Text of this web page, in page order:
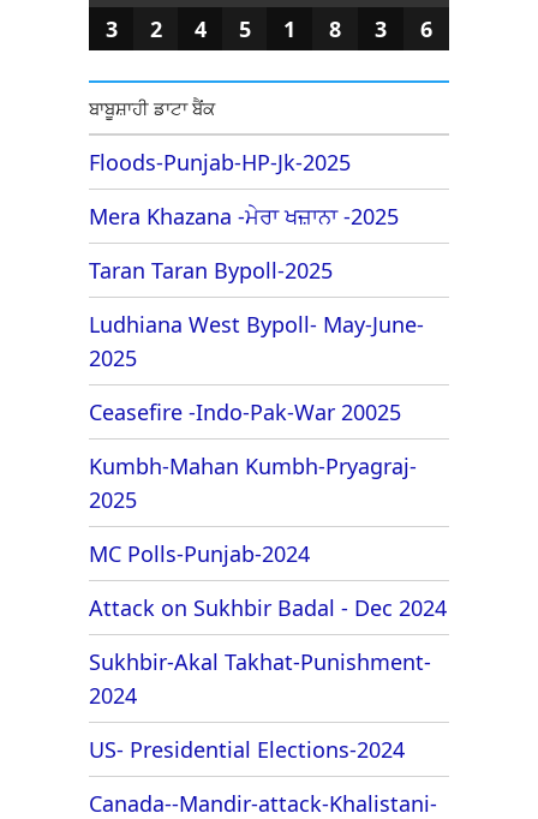
3 2 4 5 1 8 3 6
ਬਾਬੂਸ਼ਾਹੀ ਡਾਟਾ ਬੈਂਕ
Floods-Punjab-HP-Jk-2025
Mera Khazana -ਮੇਰਾ ਖਜ਼ਾਨਾ -2025
Taran Taran Bypoll-2025
Ludhiana West Bypoll- May-June-
2025
Ceasefire -Indo-Pak-War 20025
Kumbh-Mahan Kumbh-Pryagraj-
2025
MC Polls-Punjab-2024
Attack on Sukhbir Badal - Dec 2024
Sukhbir-Akal Takhat-Punishment-
2024
US- Presidential Elections-2024
Canada--Mandir-attack-Khalistani-